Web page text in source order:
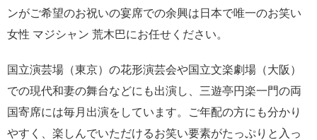
ンがご希望のお祝いの宴席での余興は日本で唯一のお笑い
女性 マジシャン 荒木巴にお任せください。
国立演芸場（東京）の花形演芸会や国立文楽劇場（大阪）
での現代和妻の舞台などにも出演し、三遊亭円楽一門の両
国寄席には毎月出演をしています。ご年配の方にも分かり
やすく、楽しんでいただけるお笑い要素がたっぷりと入っ